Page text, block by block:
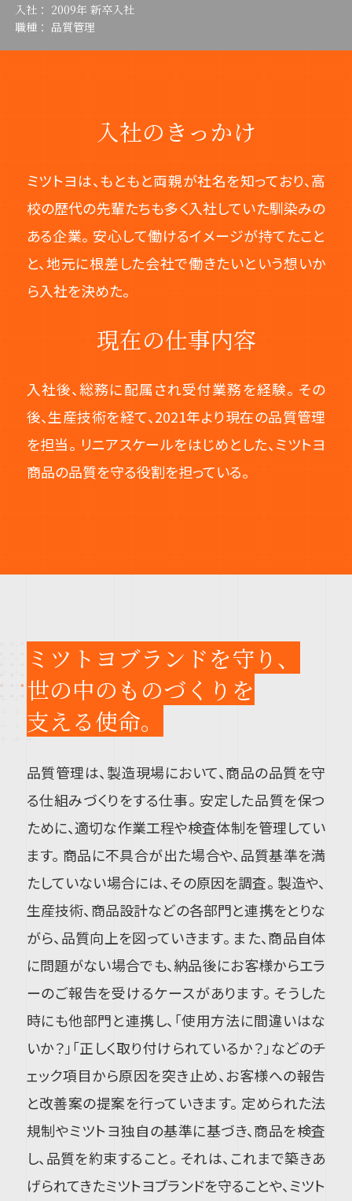
入社： 2009年 新卒入社
職種： 品質管理
入社のきっかけ
ミツトヨは、もともと両親が社名を知っており、高
校の歴代の先輩たちも多く入社していた馴染みの
ある企業。 安心して働けるイメージが持てたこと
と、地元に根差した会社で働きたいという想いか
ら入社を決めた。
現在の仕事内容
入社後、総務に配属され受付業務を経験。 その
後、生産技術を経て、2021年より現在の品質管理
を担当。 リニアスケールをはじめとした、ミツトヨ
商品の品質を守る役割を担っている。
ミツトヨブランドを守り、
世の中のものづくりを
支える使命。
品質管理は、製造現場において、商品の品質を守
る仕組みづくりをする仕事。 安定した品質を保つ
ために、適切な作業工程や検査体制を管理してい
ます。 商品に不具合が出た場合や、品質基準を満
たしていない場合には、その原因を調査。 製造や、
生産技術、商品設計などの各部門と連携をとりな
がら、品質向上を図っていきます。 また、商品自体
に問題がない場合でも、納品後にお客様からエラ
ーのご報告を受けるケースがあります。 そうした
時にも他部門と連携し、「使用方法に間違いはな
いか？」「正しく取り付けられているか？」などのチ
ェック項目から原因を突き止め、お客様への報告
と改善案の提案を行っていきます。 定められた法
規制やミツトヨ独自の基準に基づき、商品を検査
し、品質を約束すること。 それは、これまで築きあ
げられてきたミツトヨブランドを守ることや、ミツト